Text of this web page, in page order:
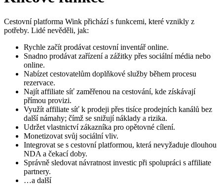
Cestovní platforma Wink přichází s funkcemi, které vznikly z
potřeby. Lidé nevěděli, jak:
Rychle začít prodávat cestovní inventář online.
Snadno prodávat zařízení a zážitky přes sociální média nebo
online.
Nabízet cestovatelům doplňkové služby během procesu
rezervace.
Najít affiliate síť zaměřenou na cestování, kde získávají
přímou provizi.
Využít affiliate síť k prodeji přes tisíce prodejních kanálů bez
další námahy; čímž se snižují náklady a rizika.
Udržet vlastnictví zákazníka pro opětovné cílení.
Monetizovat svůj sociální vliv.
Integrovat se s cestovní platformou, která nevyžaduje dlouhou
NDA a čekací doby.
Správně sledovat návratnost investic při spolupráci s affiliate
partnery.
…a další